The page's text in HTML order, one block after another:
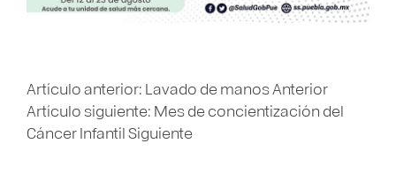
Artículo anterior: Lavado de manosAnterior
Artículo siguiente: Mes de concientización del
Cáncer InfantilSiguiente